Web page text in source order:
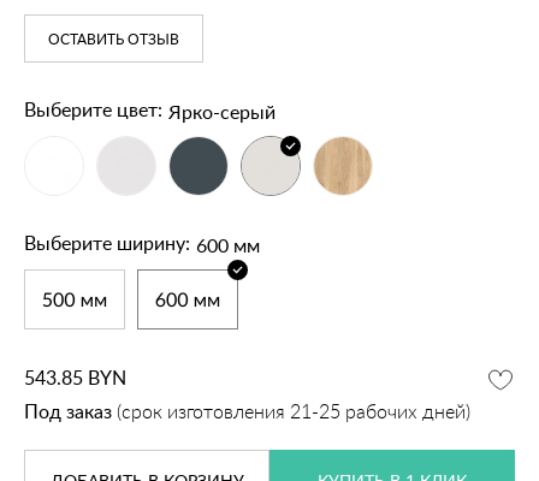
ОСТАВИТЬ ОТЗЫВ
Выберите цвет: Ярко-серый
Выберите ширину: 600 мм
543.85 BYN
Под заказ (срок изготовления 21-25 рабочих дней)